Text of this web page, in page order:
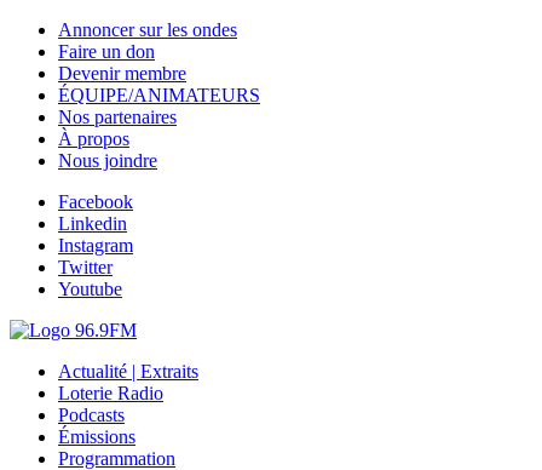
Annoncer sur les ondes
Faire un don
Devenir membre
ÉQUIPE/ANIMATEURS
Nos partenaires
À propos
Nous joindre
Facebook
Linkedin
Instagram
Twitter
Youtube
Actualité | Extraits
Loterie Radio
Podcasts
Émissions
Programmation